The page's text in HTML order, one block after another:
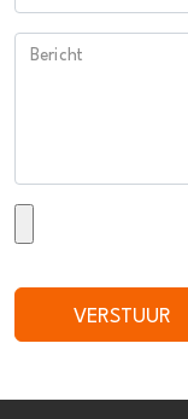
Bericht
VERSTUUR